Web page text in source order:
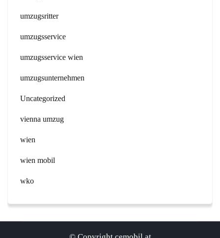
umzugsritter
umzugsservice
umzugsservice wien
umzugsunternehmen
Uncategorized
vienna umzug
wien
wien mobil
wko